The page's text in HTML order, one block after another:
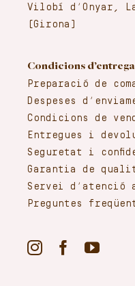
Vilobí d’Onyar,
(Girona)
Condicions d’entrega
Preparació de
Despeses
Condicions de
Entregues i
Seguretat i
Garantia de
Servei
Preguntes